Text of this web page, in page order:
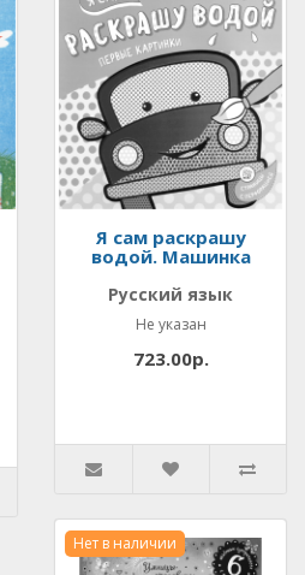
Я сам раскрашу
водой. Машинка
Русский язык
Не указан
723.00р.
Нет в наличии